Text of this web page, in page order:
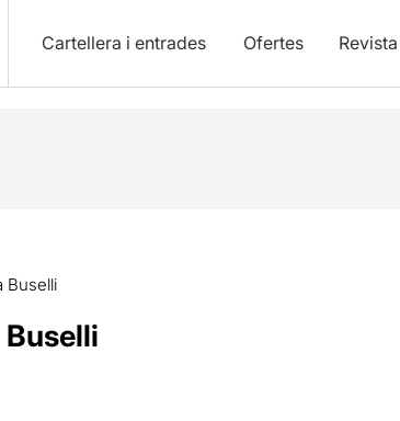
Cartellera i entrades Ofertes Revista
Buselli
Buselli